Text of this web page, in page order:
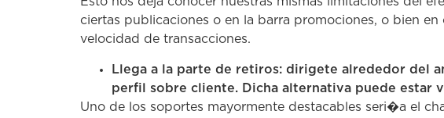
ciertas publicaciones o en la barra promociones, o bien
velocidad de transacciones.
Llega a la parte de retiros: dirigete alrededor
perfil sobre cliente. Dicha alternativa puede estar
Uno de los soportes mayormente destacables seri�a el